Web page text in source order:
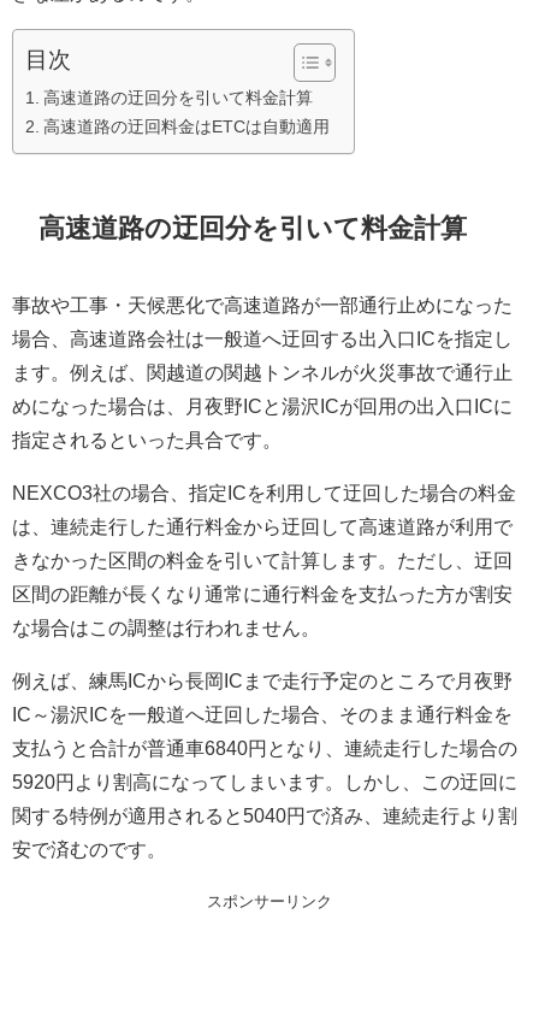
目次
高速道路の迂回分を引いて料金計算
高速道路の迂回料金はETCは自動適用
高速道路の迂回分を引いて料金計算
事故や工事・天候悪化で高速道路が一部通行止めになった
場合、高速道路会社は一般道へ迂回する出入口ICを指定し
ます。例えば、関越道の関越トンネルが火災事故で通行止
めになった場合は、月夜野ICと湯沢ICが回用の出入口ICに
指定されるといった具合です。
NEXCO3社の場合、指定ICを利用して迂回した場合の料金
は、連続走行した通行料金から迂回して高速道路が利用で
きなかった区間の料金を引いて計算します。ただし、迂回
区間の距離が長くなり通常に通行料金を支払った方が割安
な場合はこの調整は行われません。
例えば、練馬ICから長岡ICまで走行予定のところで月夜野
IC～湯沢ICを一般道へ迂回した場合、そのまま通行料金を
支払うと合計が普通車6840円となり、連続走行した場合の
5920円より割高になってしまいます。しかし、この迂回に
関する特例が適用されると5040円で済み、連続走行より割
安で済むのです。
スポンサーリンク